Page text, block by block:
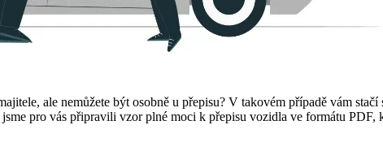
ale nemůžete být osobně u přepisu? V takovém případě vám
pro vás připravili vzor plné moci k přepisu vozidla ve formátu PDF,